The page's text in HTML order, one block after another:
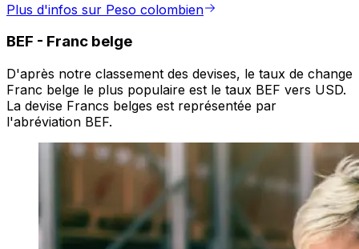
Plus d'infos sur Peso colombien
BEF - Franc belge
D'après notre classement des devises, le taux de change
Franc belge le plus populaire est le taux BEF vers USD.
La devise Francs belges est représentée par
l'abréviation BEF.